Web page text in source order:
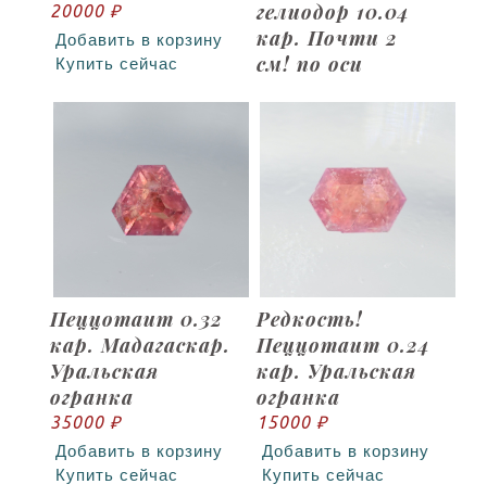
20000 ₽
Добавить в корзину
Купить сейчас
гелиодор 10.04
кар. Почти 2
см! по оси
Пеццотаит 0.32
кар. Мадагаскар.
Уральская
огранка
35000 ₽
Добавить в корзину
Купить сейчас
Редкость!
Пеццотаит 0.24
кар. Уральская
огранка
15000 ₽
Добавить в корзину
Купить сейчас